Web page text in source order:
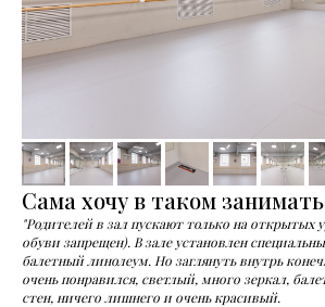
Сама хочу в таком
"Родителей в зал пускают только на открытых
обуви запрещен). В зале установлен
балетный линолеум. Но заглянуть внутрь
очень понравился, светлый, много зеркал,
стен, ничего лишнего и очень красивый.